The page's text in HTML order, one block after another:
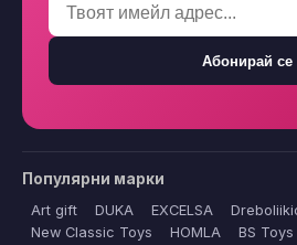
Абонирай се
Популярни марки
Art gift DUKA EXCELSA
New Classic Toys
HOMLA BS Toys